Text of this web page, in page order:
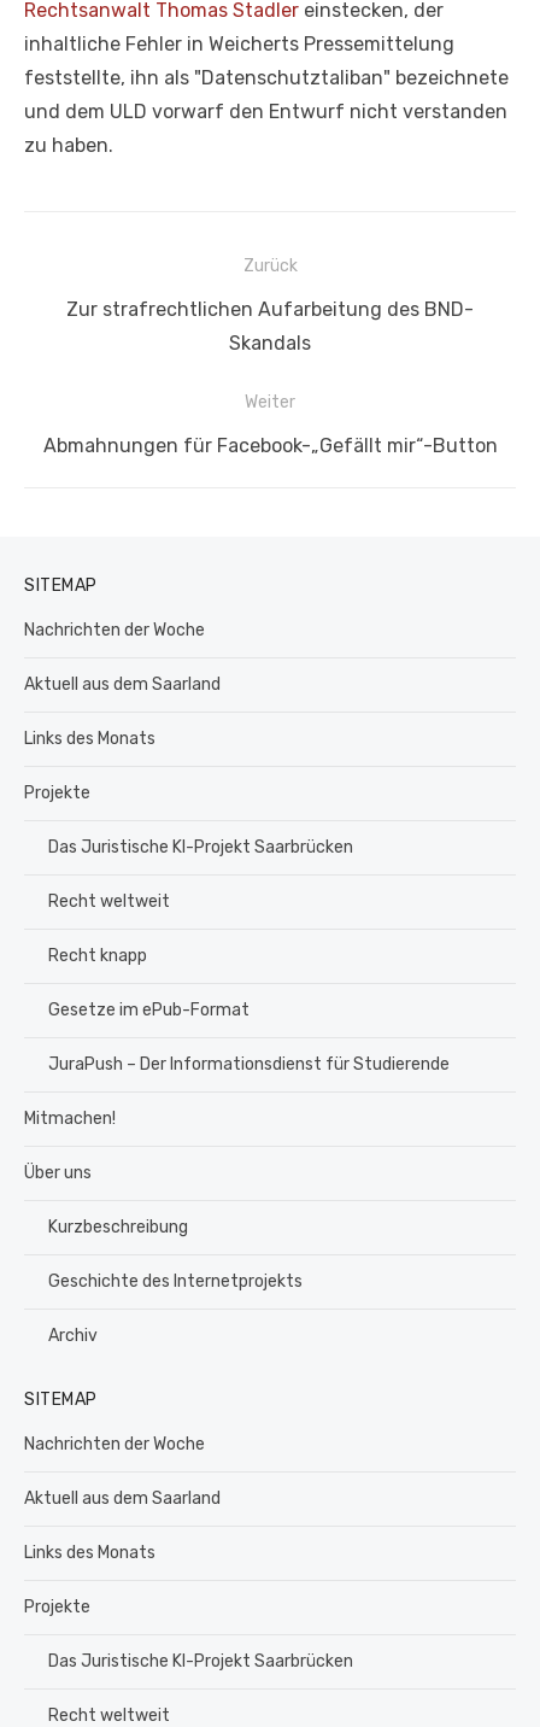
Rechtsanwalt Thomas Stadler einstecken, der
inhaltliche Fehler in Weicherts Pressemittelung
feststellte, ihn als "Datenschutztaliban" bezeichnete
und dem ULD vorwarf den Entwurf nicht verstanden
zu haben.
Beitragsnavigation
Zurück
Vorheriger
Zur strafrechtlichen Aufarbeitung des BND-
Skandals
Weiter
Nächster
Abmahnungen für Facebook-„Gefällt mir“-Button
SITEMAP
Nachrichten der Woche
Aktuell aus dem Saarland
Links des Monats
Projekte
Das Juristische KI-Projekt Saarbrücken
Recht weltweit
Recht knapp
Gesetze im ePub-Format
JuraPush – Der Informationsdienst für Studierende
Mitmachen!
Über uns
Kurzbeschreibung
Geschichte des Internetprojekts
Archiv
SITEMAP
Nachrichten der Woche
Aktuell aus dem Saarland
Links des Monats
Projekte
Das Juristische KI-Projekt Saarbrücken
Recht weltweit